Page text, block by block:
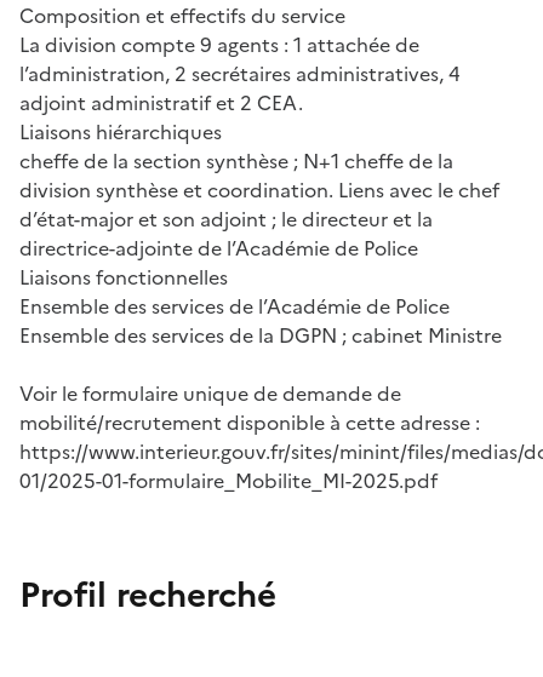
Composition et effectifs du service
La division compte 9 agents : 1 attachée de
l’administration, 2 secrétaires administratives, 4
adjoint administratif et 2 CEA.
Liaisons hiérarchiques
cheffe de la section synthèse ; N+1 cheffe de la
division synthèse et coordination. Liens avec le chef
d’état-major et son adjoint ; le directeur et la
directrice-adjointe de l’Académie de Police
Liaisons fonctionnelles
Ensemble des services de l’Académie de Police
Ensemble des services de la DGPN ; cabinet Ministre
Voir le formulaire unique de demande de
mobilité/recrutement disponible à cette adresse :
https://www.interieur.gouv.fr/sites/minint/files/medias/
01/2025-01-formulaire_Mobilite_MI-2025.pdf
Profil recherché